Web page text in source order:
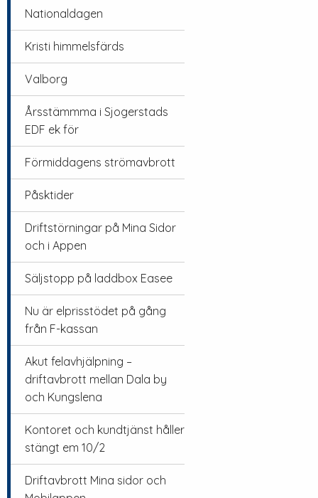
Nationaldagen
Kristi himmelsfärds
Valborg
Årsstämmma i Sjogerstads
EDF ek för
Förmiddagens strömavbrott
Påsktider
Driftstörningar på Mina Sidor
och i Appen
Säljstopp på laddbox Easee
Nu är elprisstödet på gång
från F-kassan
Akut felavhjälpning –
driftavbrott mellan Dala by
och Kungslena
Kontoret och kundtjänst håller
stängt em 10/2
Driftavbrott Mina sidor och